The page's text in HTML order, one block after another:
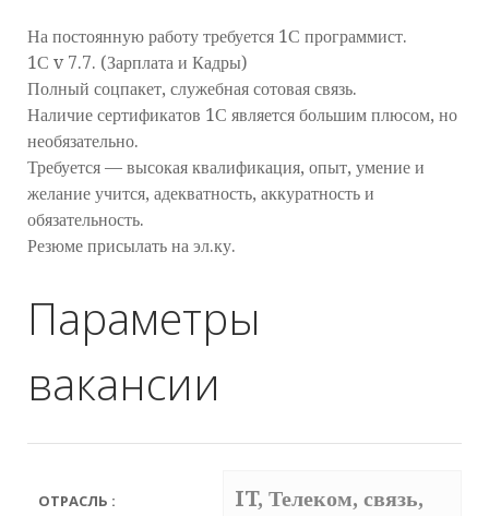
На постоянную работу требуется 1С программист.
1С v 7.7. (Зарплата и Кадры)
Полный соцпакет, служебная сотовая связь.
Наличие сертификатов 1С является большим плюсом, но
необязательно.
Требуется — высокая квалификация, опыт, умение и
желание учится, адекватность, аккуратность и
обязательность.
Резюме присылать на эл.ку.
Параметры
вакансии
ОТРАСЛЬ :
IT, Телеком, связь,